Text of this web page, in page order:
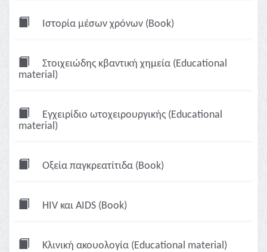
Ιστορία μέσων χρόνων (Book)
Στοιχειώδης κβαντική χημεία (Educational
material)
Εγχειρίδιο ωτοχειρουργικής (Educational
material)
Οξεία παγκρεατίτιδα (Book)
HIV και AIDS (Book)
Κλινική ακουολογία (Educational material)